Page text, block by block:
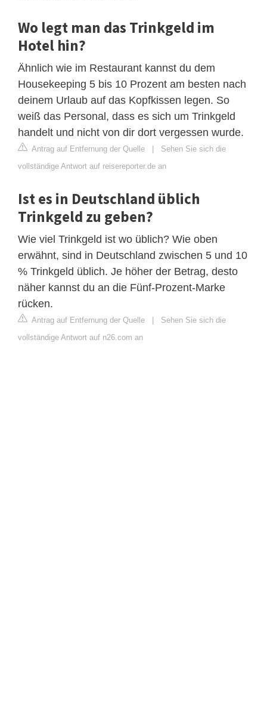
Wo legt man das Trinkgeld im
Hotel hin?
Ähnlich wie im Restaurant kannst du dem
Housekeeping 5 bis 10 Prozent am besten nach
deinem Urlaub auf das Kopfkissen legen. So
weiß das Personal, dass es sich um Trinkgeld
handelt und nicht von dir dort vergessen wurde.
Antrag auf Entfernung der Quelle | Sehen Sie sich die
vollständige Antwort auf reisereporter.de an
Ist es in Deutschland üblich
Trinkgeld zu geben?
Wie viel Trinkgeld ist wo üblich? Wie oben
erwähnt, sind in Deutschland zwischen 5 und 10
% Trinkgeld üblich. Je höher der Betrag, desto
näher kannst du an die Fünf-Prozent-Marke
rücken.
Antrag auf Entfernung der Quelle | Sehen Sie sich die
vollständige Antwort auf n26.com an